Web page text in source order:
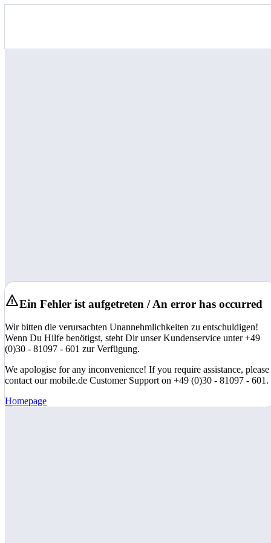
Ein Fehler ist aufgetreten / An error has occurred
Wir bitten die verursachten Unannehmlichkeiten zu entschuldigen!
Wenn Du Hilfe benötigst, steht Dir unser Kundenservice unter +49
(0)30 - 81097 - 601 zur Verfügung.
We apologise for any inconvenience! If you require assistance, please
contact our mobile.de Customer Support on +49 (0)30 - 81097 - 601.
Homepage